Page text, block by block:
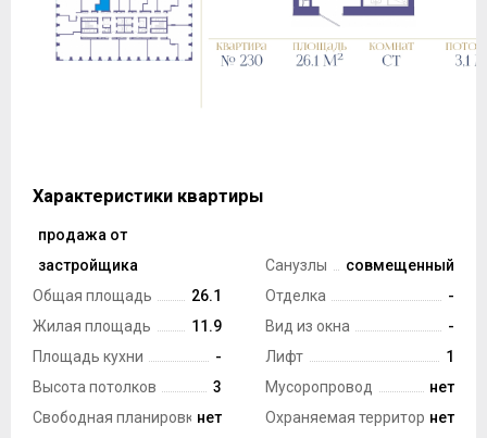
Характеристики квартиры
Тип сделки
продажа от
застройщика
Общая площадь
26.1
Жилая площадь
11.9
Площадь кухни
-
Высота потолков
3
Свободная планировканет
Санузлы
совмещенный
Отделка
-
Вид из окна
-
Лифт
1
Мусоропровод
нет
Охраняемая территориянет